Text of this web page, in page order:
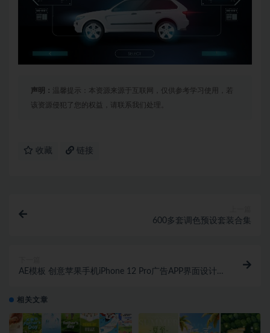
声明： 温馨提示：本资源来源于互联网，仅供参考学习使用，若
该资源侵犯了您的权益，请联系我们处理。
收藏 链接
600多套调色预设套装合集
AE模板 创意苹果手机iPhone 12 Pro广告APP界面设计
相关文章